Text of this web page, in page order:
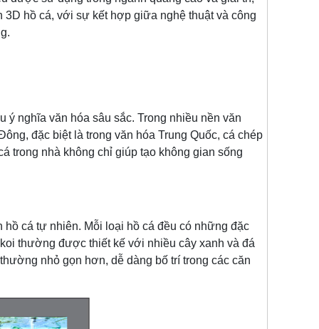
hồ cá, với sự kết hợp giữa nghệ thuật và công
nghĩa văn hóa sâu sắc. Trong nhiều nền văn
đặc biệt là trong văn hóa Trung Quốc, cá chép
trong nhà không chỉ giúp tạo không gian sống
tự nhiên. Mỗi loại hồ cá đều có những đặc
thường được thiết kế với nhiều cây xanh và đá
nhỏ gọn hơn, dễ dàng bố trí trong các căn